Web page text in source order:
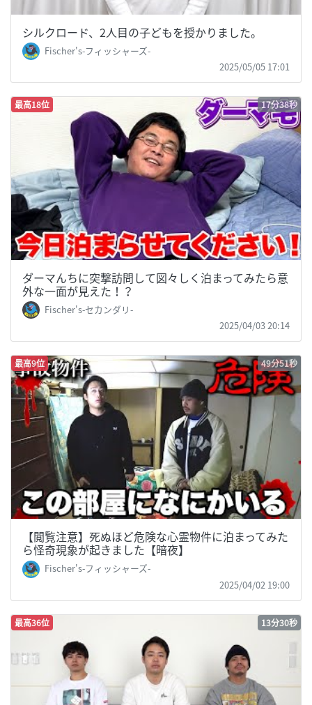
シルクロード、2人目の子どもを授かりました。
Fischer's-フィッシャーズ-
2025/05/05 17:01
最高18位 17分38秒
ダーマんちに突撃訪問して図々しく泊まってみたら意
外な一面が見えた！？
Fischer's-セカンダリ-
2025/04/03 20:14
最高9位 49分51秒
【閲覧注意】死ぬほど危険な心霊物件に泊まってみた
ら怪奇現象が起きました【暗夜】
Fischer's-フィッシャーズ-
2025/04/02 19:00
最高36位 13分30秒